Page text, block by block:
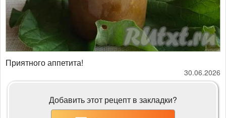
Приятного аппетита!
30.06.2026
Добавить этот рецепт в закладки?